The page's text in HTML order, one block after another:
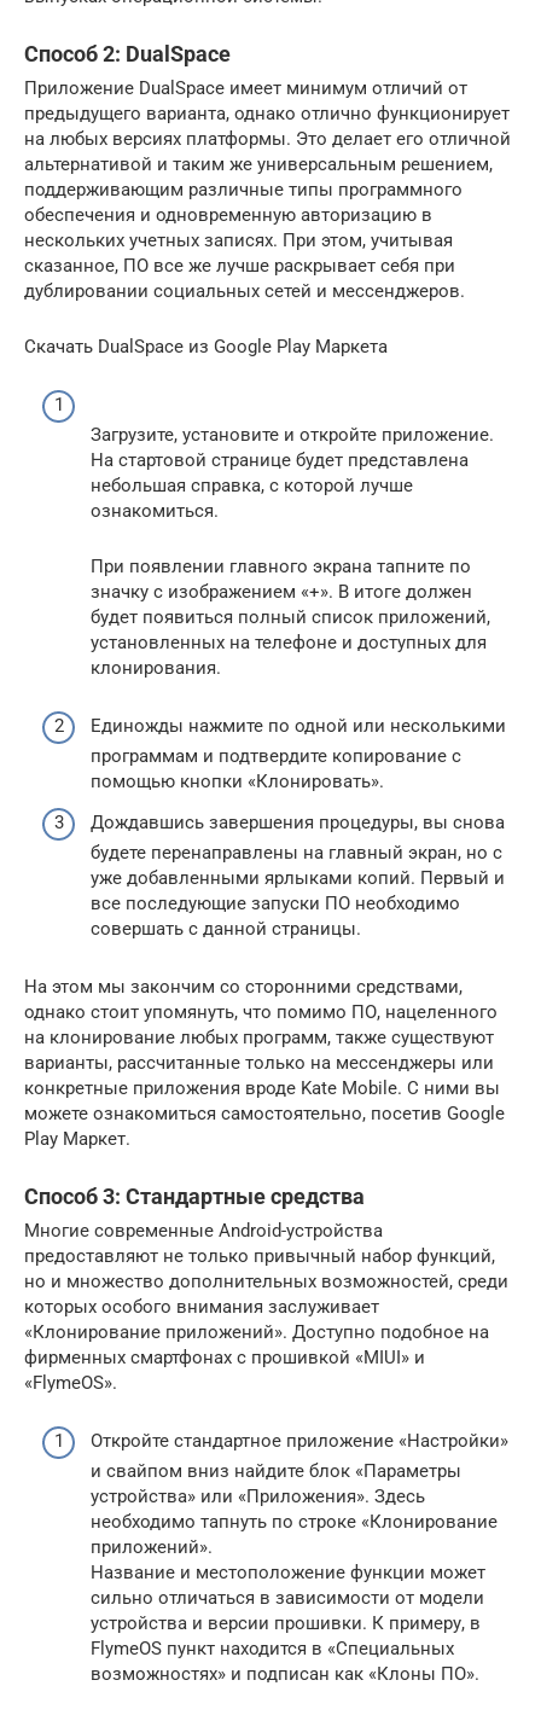
Способ 2: DualSpace
Приложение DualSpace имеет минимум отличий от
предыдущего варианта, однако отлично функционирует
на любых версиях платформы. Это делает его отличной
альтернативой и таким же универсальным решением,
поддерживающим различные типы программного
обеспечения и одновременную авторизацию в
нескольких учетных записях. При этом, учитывая
сказанное, ПО все же лучше раскрывает себя при
дублировании социальных сетей и мессенджеров.
Скачать DualSpace из Google Play Маркета
Загрузите, установите и откройте приложение.
На стартовой странице будет представлена
небольшая справка, с которой лучше
ознакомиться.
При появлении главного экрана тапните по
значку с изображением «+». В итоге должен
будет появиться полный список приложений,
установленных на телефоне и доступных для
клонирования.
Единожды нажмите по одной или несколькими
программам и подтвердите копирование с
помощью кнопки «Клонировать».
Дождавшись завершения процедуры, вы снова
будете перенаправлены на главный экран, но с
уже добавленными ярлыками копий. Первый и
все последующие запуски ПО необходимо
совершать с данной страницы.
На этом мы закончим со сторонними средствами,
однако стоит упомянуть, что помимо ПО, нацеленного
на клонирование любых программ, также существуют
варианты, рассчитанные только на мессенджеры или
конкретные приложения вроде Kate Mobile. С ними вы
можете ознакомиться самостоятельно, посетив Google
Play Маркет.
Способ 3: Стандартные средства
Многие современные Android-устройства
предоставляют не только привычный набор функций,
но и множество дополнительных возможностей, среди
которых особого внимания заслуживает
«Клонирование приложений». Доступно подобное на
фирменных смартфонах с прошивкой «MIUI» и
«FlymeOS».
Откройте стандартное приложение «Настройки»
и свайпом вниз найдите блок «Параметры
устройства» или «Приложения». Здесь
необходимо тапнуть по строке «Клонирование
приложений».
Название и местоположение функции может
сильно отличаться в зависимости от модели
устройства и версии прошивки. К примеру, в
FlymeOS пункт находится в «Специальных
возможностях» и подписан как «Клоны ПО».